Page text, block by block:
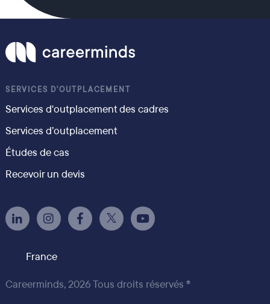
SERVICES D'OUTPLACEMENT
Services d'outplacement des cadres
Services d’outplacement
Études de cas
Recevoir un devis
France
Careerminds, 2026 Tous droits réservés ®